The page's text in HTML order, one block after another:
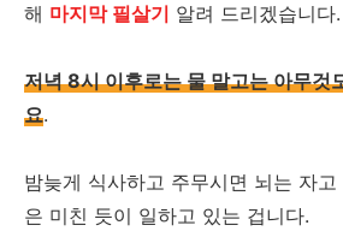
해 마지막 필살기 알려 드리겠습니다.
저녁 8시 이후로는 물 말고는 아무것
요.
밤늦게 식사하고 주무시면 뇌는 자
은 미친 듯이 일하고 있는 겁니다.